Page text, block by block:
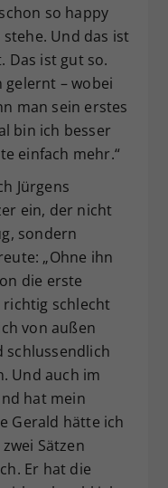
so happy
Und das ist
Das ist gut so.
gelernt – wobei
man sein erstes
bin ich besser
einfach mehr.“
Jürgens
ein, der nicht
sondern
„Ohne ihn
die erste
richtig schlecht
von außen
schlussendlich
Und auch im
hat mein
Gerald hätte ich
Sätzen
Er hat die